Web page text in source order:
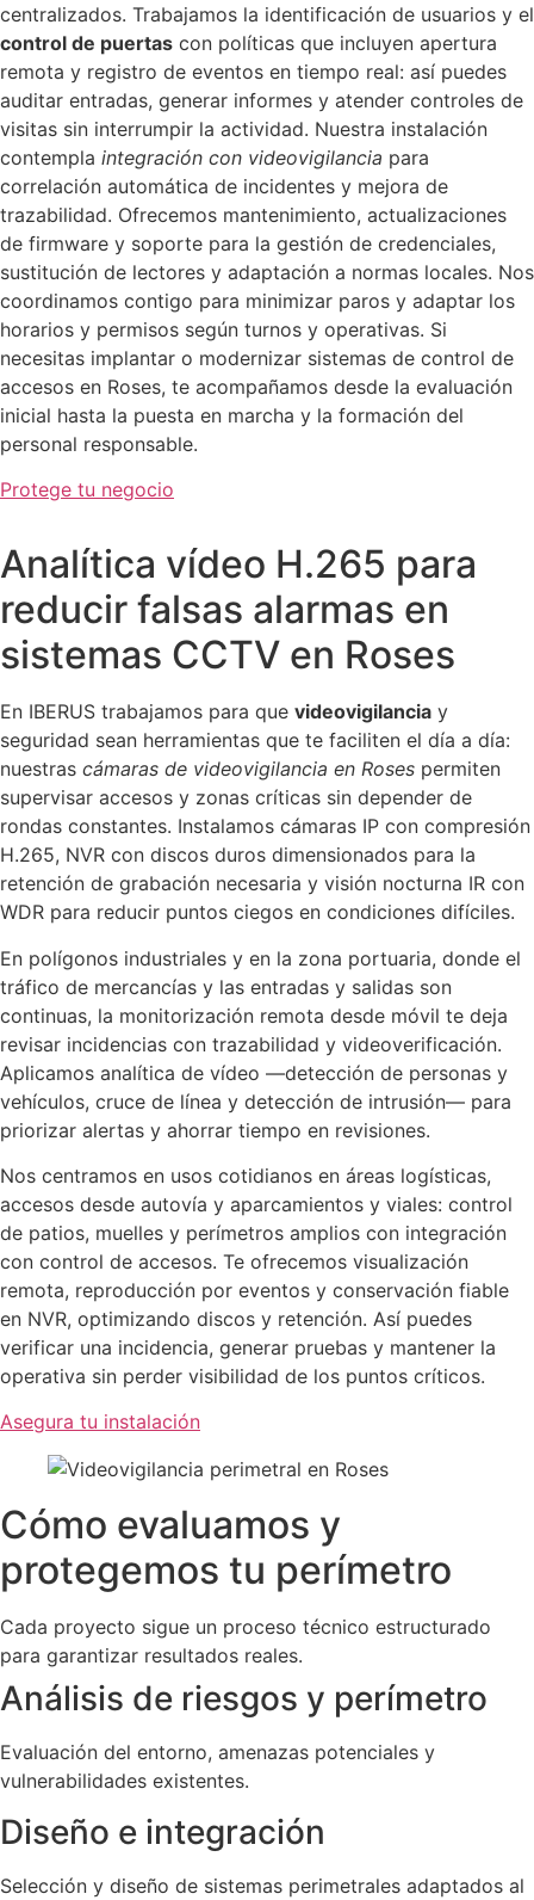
centralizados. Trabajamos la identificación de usuarios y el
control de puertas con políticas que incluyen apertura
remota y registro de eventos en tiempo real: así puedes
auditar entradas, generar informes y atender controles de
visitas sin interrumpir la actividad. Nuestra instalación
contempla integración con videovigilancia para
correlación automática de incidentes y mejora de
trazabilidad. Ofrecemos mantenimiento, actualizaciones
de firmware y soporte para la gestión de credenciales,
sustitución de lectores y adaptación a normas locales. Nos
coordinamos contigo para minimizar paros y adaptar los
horarios y permisos según turnos y operativas. Si
necesitas implantar o modernizar sistemas de control de
accesos en Roses, te acompañamos desde la evaluación
inicial hasta la puesta en marcha y la formación del
personal responsable.
Protege tu negocio
Analítica vídeo H.265 para
reducir falsas alarmas en
sistemas CCTV en Roses
En IBERUS trabajamos para que videovigilancia y
seguridad sean herramientas que te faciliten el día a día:
nuestras cámaras de videovigilancia en Roses permiten
supervisar accesos y zonas críticas sin depender de
rondas constantes. Instalamos cámaras IP con compresión
H.265, NVR con discos duros dimensionados para la
retención de grabación necesaria y visión nocturna IR con
WDR para reducir puntos ciegos en condiciones difíciles.
En polígonos industriales y en la zona portuaria, donde el
tráfico de mercancías y las entradas y salidas son
continuas, la monitorización remota desde móvil te deja
revisar incidencias con trazabilidad y videoverificación.
Aplicamos analítica de vídeo —detección de personas y
vehículos, cruce de línea y detección de intrusión— para
priorizar alertas y ahorrar tiempo en revisiones.
Nos centramos en usos cotidianos en áreas logísticas,
accesos desde autovía y aparcamientos y viales: control
de patios, muelles y perímetros amplios con integración
con control de accesos. Te ofrecemos visualización
remota, reproducción por eventos y conservación fiable
en NVR, optimizando discos y retención. Así puedes
verificar una incidencia, generar pruebas y mantener la
operativa sin perder visibilidad de los puntos críticos.
Asegura tu instalación
Cómo evaluamos y
protegemos tu perímetro
Cada proyecto sigue un proceso técnico estructurado
para garantizar resultados reales.
Análisis de riesgos y perímetro
Evaluación del entorno, amenazas potenciales y
vulnerabilidades existentes.
Diseño e integración
Selección y diseño de sistemas perimetrales adaptados al